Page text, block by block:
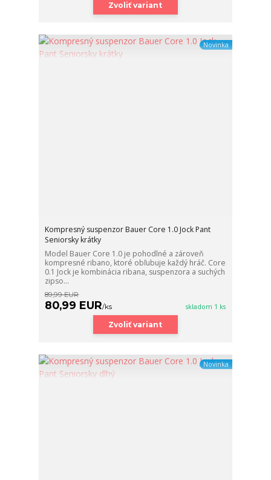
Zvoliť variant
Novinka
Kompresný suspenzor Bauer Core 1.0 Jock Pant
Seniorsky krátky
Model Bauer Core 1.0 je pohodlné a zároveň
kompresné ribano, ktoré obľubuje každý hráč. Core
0.1 Jock je kombinácia ribana, suspenzora a suchých
zipso...
89,99 EUR
80,99 EUR/ks skladom 1 ks
Zvoliť variant
Novinka